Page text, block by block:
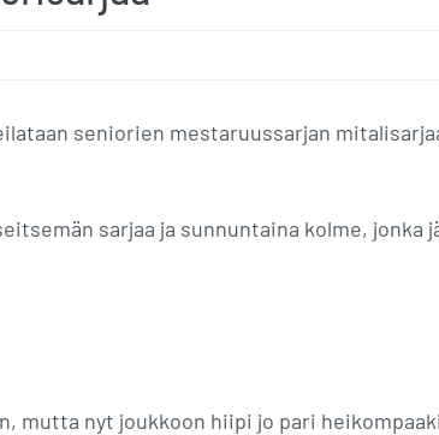
seniorien mestaruussarjan
sarjaa ja sunnuntaina kolme, jonka
mutta nyt joukkoon hiipi jo pari